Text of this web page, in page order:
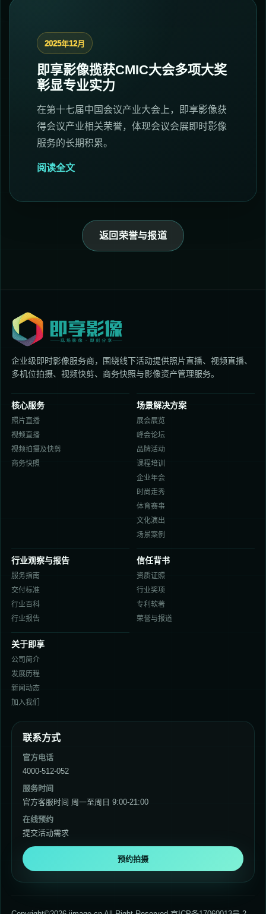
2025年12月
即享影像揽获CMIC大会多项大奖
彰显专业实力
在第十七届中国会议产业大会上，即享影像获
得会议产业相关荣誉，体现会议会展即时影像
服务的长期积累。
阅读全文
返回荣誉与报道
企业级即时影像服务商，围绕线下活动提供照片直播、视频直播、
多机位拍摄、视频快剪、商务快照与影像资产管理服务。
核心服务
照片直播
视频直播
视频拍摄及快剪
商务快照
场景解决方案
展会展览
峰会论坛
品牌活动
课程培训
企业年会
时尚走秀
体育赛事
文化演出
场景案例
行业观察与报告
服务指南
交付标准
行业百科
行业报告
信任背书
资质证照
行业奖项
专利软著
荣誉与报道
关于即享
公司简介
发展历程
新闻动态
加入我们
联系方式
官方电话
4000-512-052
服务时间
官方客服时间 周一至周日 9:00-21:00
在线预约
提交活动需求
预约拍摄